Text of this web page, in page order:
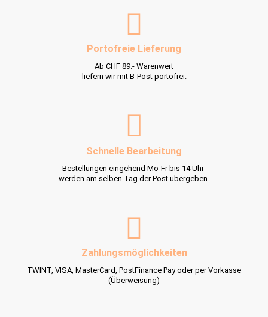
Portofreie Lieferung
Ab CHF 89.- Warenwert
liefern wir mit B-Post portofrei.
Schnelle Bearbeitung
Bestellungen eingehend Mo-Fr bis 14 Uhr
werden am selben Tag der Post übergeben.
Zahlungsmöglichkeiten
TWINT, VISA, MasterCard, PostFinance Pay oder per Vorkasse
(Überweisung)